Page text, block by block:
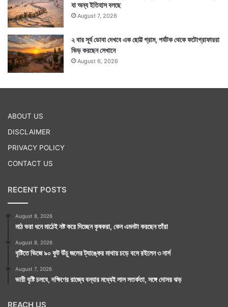
যা অন্য ইতিহাস বলছে
August 7, 2026
২ বার সূর্য ডোবা দেখবে এক ছোট্ট গ্রাম, পর্যটক থেকে ফটোগ্রাফাররা
ভিড় করছেন সেখানে
August 6, 2026
ABOUT US
DISCLAIMER
PRIVACY POLICY
CONTACT US
RECENT POSTS
August 8, 2026
মাঠ ভরা ধনে মাঠেই নষ্ট করে দিচ্ছেন কৃষকরা, কেন এমনটা করছেন তাঁরা
August 8, 2026
বৃষ্টিতে ভিজে ৯০ ফুট উঁচু জলের ট্যাঙ্কের মাথায় চড়ে বসে রইলেন ৩ নার্স
August 7, 2026
ভারী বৃষ্টি চলবে, দক্ষিণের রাজ্যে বন্যার মধ্যেই লাল সতর্কতা, সঙ্গে দোসর ঝড়
REACH US